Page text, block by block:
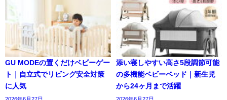
GU MODEの置くだけベビーゲー
ト｜自立式でリビング安全対策
に人気
添い寝しやすい高さ5段調節可能
の多機能ベビーベッド｜新生児
から24ヶ月まで活躍